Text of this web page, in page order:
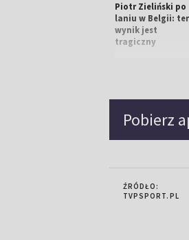
Piotr Zieliński po
laniu w Belgii:
wynik jest
tragiczny
00:03:26
Czesław
Belgii kroku
Pobierz
ŹRÓDŁO:
TVPSPORT.PL